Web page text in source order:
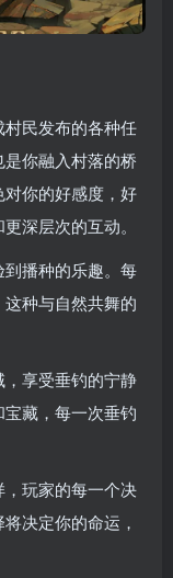
民发布的各种任
你融入村落的桥
你的好感度，好
深层次的互动。
播种的乐趣。每
种与自然共舞的
享受垂钓的宁静
藏，每一次垂钓
玩家的每一个决
决定你的命运，